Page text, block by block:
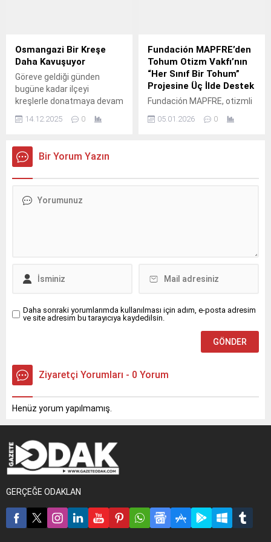
Osmangazi Bir Kreşe
Daha Kavuşuyor
Göreve geldiği günden
bugüne kadar ilçeyi
kreşlerle donatmaya devam
Başkanı Erkan Aydın, inşaat
için gün sayan Hamit Özelif
Kreş ve Gündüz Bakım Evi’ni
14.12.2025 0
Fundación MAPFRE’den
Tohum Otizm Vakfı’nın
“Her Sınıf Bir Tohum”
Projesine Üç İlde Destek
Fundación MAPFRE, otizmli
desteklemek amacıyla
05.01.2026 0
Bir Yorum Yazın
Daha sonraki yorumlarımda kullanılması için adım, e-posta adresim
ve site adresim bu tarayıcıya kaydedilsin.
Ziyaretçi Yorumları - 0 Yorum
Henüz yorum yapılmamış.
GERÇEĞE ODAKLAN